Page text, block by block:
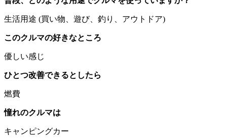
生活用途 (買い物、遊び、釣り、アウトドア)
このクルマの好きなところ
優しい感じ
ひとつ改善できるとしたら
燃費
憧れのクルマは
キャンピングカー